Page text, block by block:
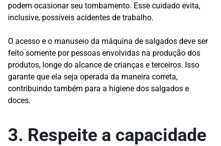
podem ocasionar seu tombamento. Esse cuidado evita,
inclusive, possíveis acidentes de trabalho.
O acesso e o manuseio da máquina de salgados deve ser
feito somente por pessoas envolvidas na produção dos
produtos, longe do alcance de crianças e terceiros. Isso
garante que ela seja operada da maneira correta,
contribuindo também para a higiene dos salgados e
doces.
3. Respeite a capacidade